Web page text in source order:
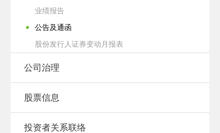
业绩报告
公告及通函
股份发行人证券变动月报表
公司治理
股票信息
投资者关系联络